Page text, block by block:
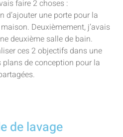
faire 2 choses :
d’ajouter une porte pour la
Deuxièmement, j’avais
deuxième salle de bain.
ces 2 objectifs dans une
plans de conception pour la
de lavage